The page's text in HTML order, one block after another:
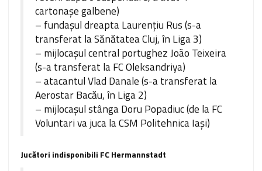
cartonaşe galbene)
– fundaşul dreapta Laurenţiu Rus (s-a
transferat la Sănătatea Cluj, în Liga 3)
– mijlocaşul central portughez João Teixeira
(s-a transferat la FC Oleksandriya)
– atacantul Vlad Danale (s-a transferat la
Aerostar Bacău, în Liga 2)
– mijlocaşul stânga Doru Popadiuc (de la FC
Voluntari va juca la CSM Politehnica Iaşi)
Jucători indisponibili FC Hermannstadt